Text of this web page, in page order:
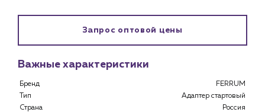
Предприятиям и юр.лицам
Запрос оптовой цены
Важные характеристики
Бренд
FERRUM
Тип
Адаптер стартовый
Страна
Россия